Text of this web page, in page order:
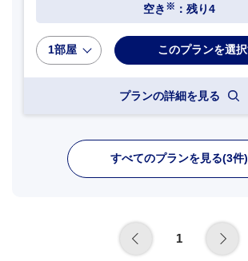
空き ※ ：残り4
1部屋
プランの詳細を見る
すべてのプランを見る(3件)
1